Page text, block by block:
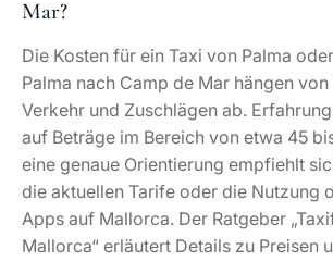
Cala Llamp und Cala Marmassen
Mar nimmt dabei die Rolle der
mit Golfanschluss ein, während die
unterschiedliche Schwerpunkte von
Familienfreundlichkeit bis hin zu
Felsküsten setzen.
Welche Orte gelten auf Mallorca
empfehlenswert?